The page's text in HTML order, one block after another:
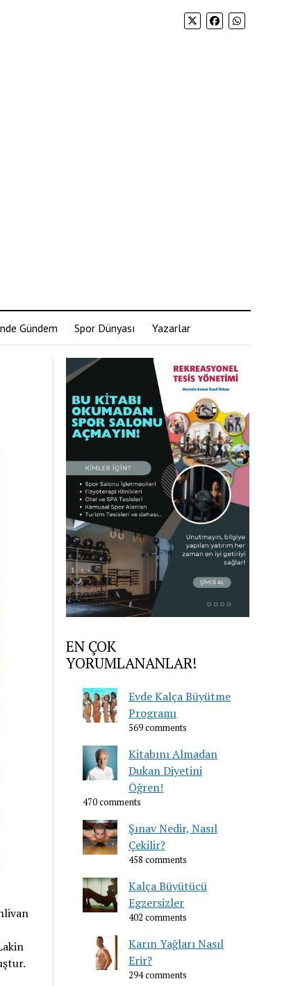
Gündem Spor Dünyası Yazarlar
EN ÇOK
YORUMLANANLAR!
Evde Kalça Büyütme
Programı
569 comments
Kitabını Almadan
Dukan Diyetini
Öğren!
470 comments
Şınav Nedir, Nasıl
Çekilir?
458 comments
Kalça Büyütücü
Egzersizler
402 comments
Karın Yağları Nasıl
Erir?
294 comments